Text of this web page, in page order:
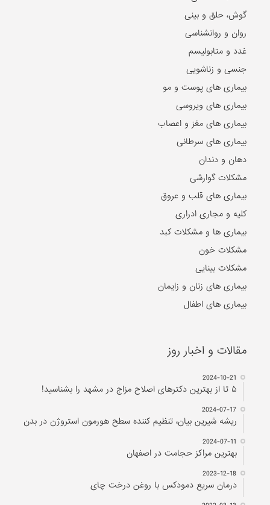
گوش، حلق و بینی
روان و روانشناسی
غدد و متابولیسم
جنسی و زناشویی
بیماری های پوست و مو
بیماری های ویروسی
بیماری های مغز و اعصاب
بیماری های سرطانی
دهان و دندان
مشکلات گوارشی
بیماری های قلب و عروق
کلیه و مجاری ادراری
بیماری ها و مشکلات کبد
مشکلات خون
مشکلات بینایی
بیماری های زنان و زایمان
بیماری های اطفال
مقالات و اخبار روز
2024-10-21
۵ تا از بهترین دکتر‌های اصلاح مزاج در مشهد را بشناسید!
2024-07-17
ریشه شیرین بیان، تنظیم کننده سطح هورمون استروژن در بدن
2024-07-11
بهترین مراکز حجامت در اصفهان
2023-12-18
درمان سریع دمودکس با روغن درخت چای